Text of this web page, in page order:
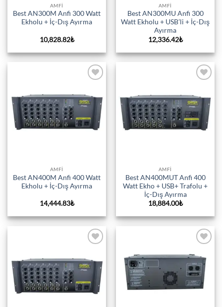
AMFI
Best AN300M Anfi 300 Watt
Ekholu + İç-Dış Ayırma
10,828.82₺
AMFI
Best AN300MU Anfi 300
Watt Ekholu + USB’li + İç-Dış
Ayırma
12,336.42₺
wishlist
AMFI
Best AN400M Anfi 400 Watt
Ekholu + İç-Dış Ayırma
14,444.83₺
wishlist
AMFI
Best AN400MUT Anfi 400
Watt Ekho + USB+ Trafolu +
İç-Dış Ayırma
18,884.00₺
wishlist
wishlist